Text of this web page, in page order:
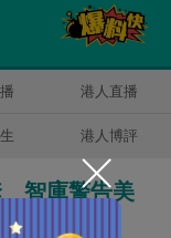
港人直播
港人博評
智庫警告美